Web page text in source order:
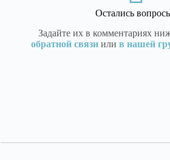
Остались
Задайте их в комментариях
обратной связи илив нашей